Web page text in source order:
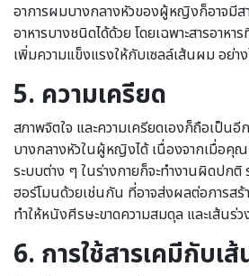
อาการผมบางกลางหัวของผู้หญิงก็อาจมีสา
อาหารบางชนิดได้ด้วย โดยเฉพาะสารอาห
เพิ่มความแข็งแรงให้กับเซลล์เส้นผม อย่า
5. ความเครียด
สภาพจิตใจ และความเครียดเองก็ถือเป็น
บางกลางหัวในผู้หญิงได้ เนื่องจากเมื่อคุ
ระบบต่าง ๆ ในร่างกายก็จะทำงานผิดปกติ
ฮอร์โมนด้วยเช่นกัน ที่อาจส่งผลต่อการสร้
ทำให้หนังศีรษะขาดความสมดุล และเส้นร่
6. การใช้สารเคมีกับเ